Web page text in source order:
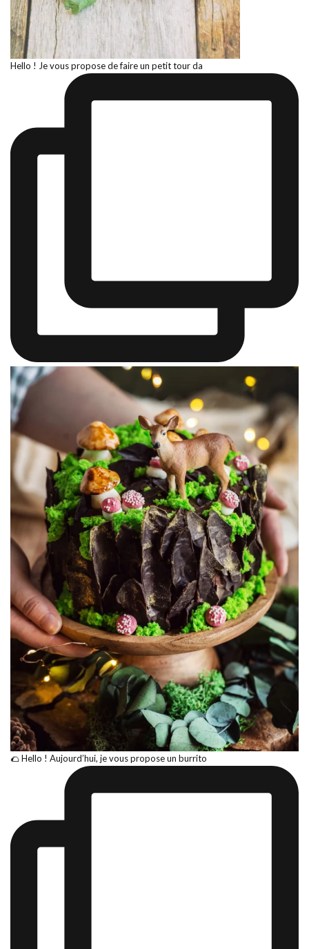
Hello ! Je vous propose de faire un petit tour da
🌮 Hello ! Aujourd’hui, je vous propose un burrito